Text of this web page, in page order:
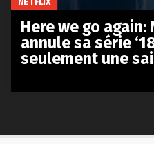
Here we go
annule sa série
seulement une